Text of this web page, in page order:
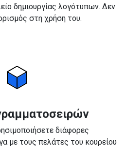
δημιουργίας λογότυπων. Δεν
στη χρήση του.
διάφορες
με τους πελάτες του κουρείου